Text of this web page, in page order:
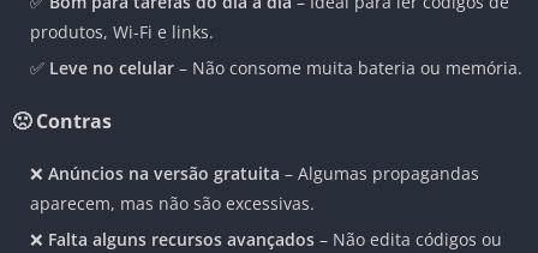
produtos, Wi-Fi e links.
✅ Leve no celular – Não consome muita bateria ou memória.
🙁 Contras
❌ Anúncios na versão gratuita – Algumas propagandas
aparecem, mas não são excessivas.
❌ Falta alguns recursos avançados – Não edita códigos ou